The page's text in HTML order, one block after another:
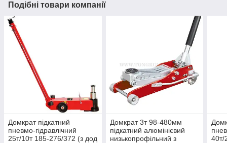
Подібні товари компанії
Домкрат підкатний
пневмо-гідравлічний
25т/10т 185-276/372 (з дод
Домкрат 3т 98-480мм
підкатний алюмінієвий
низькопрофільний з
40т/